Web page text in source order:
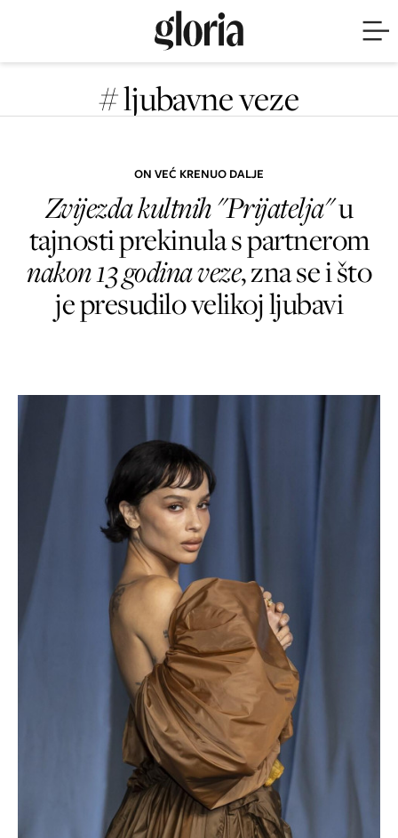
# ljubavne veze
ON VEĆ KRENUO DALJE
Zvijezda kultnih "Prijatelja"u
tajnosti prekinula s partnerom
nakon 13 godina veze, zna se i što
je presudilo velikoj ljubavi